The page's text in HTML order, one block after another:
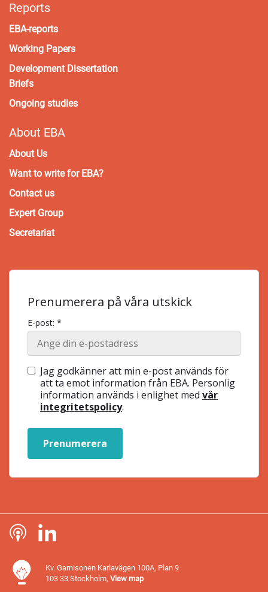
Reports
EBA-reports
Working Papers
Development Dissertation
Briefs
Ongoing studies
About EBA
About Us
Want to write for EBA?
Contact us
Expert Group
Secretariat
Prenumerera på våra utskick
E-post: *
Jag godkänner att min e-post används för
att ta emot information från EBA. Personlig
information används i enlighet med vår
integritetspolicy.
Prenumerera
Kv. Garnisonen Karlavägen 100A, Plan 9
103 33 Stockholm, View map